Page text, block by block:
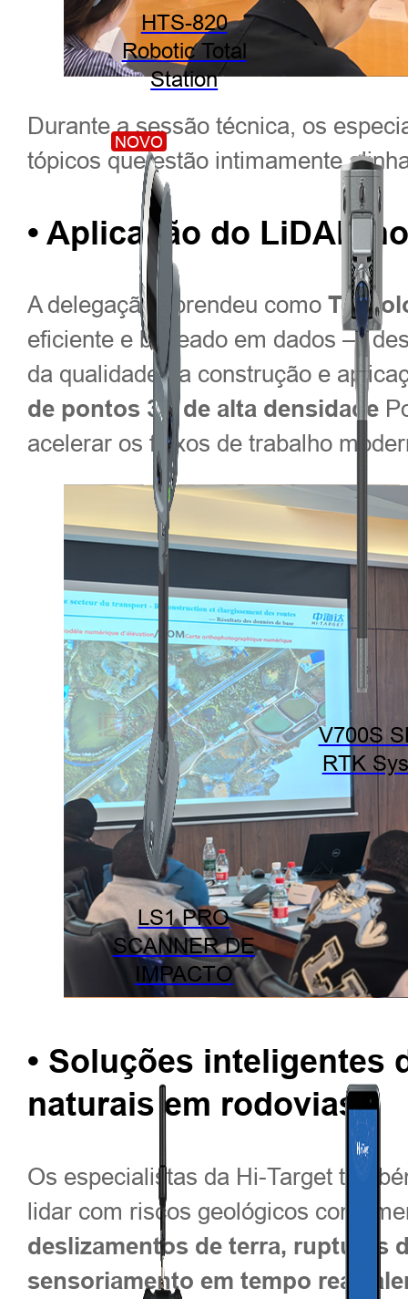
HTS-820
Robotic Total
Station
NOVO
LS1 PRO
SCANNER DE
IMPACTO
V700S
RTK
Durante a sessão técnica, os
tópicos que estão intimamente
• Aplicação do LiDAR
A delegação aprendeu como
eficiente e baseado em dados —
da qualidade da construção e
de pontos 3D de alta densidade
acelerar os fluxos de trabalho
• Soluções inteligentes
naturais em rodovias
Os especialistas da Hi-Target
lidar com riscos geológicos
deslizamentos de terra, rupturas
sensoriamento em tempo real,